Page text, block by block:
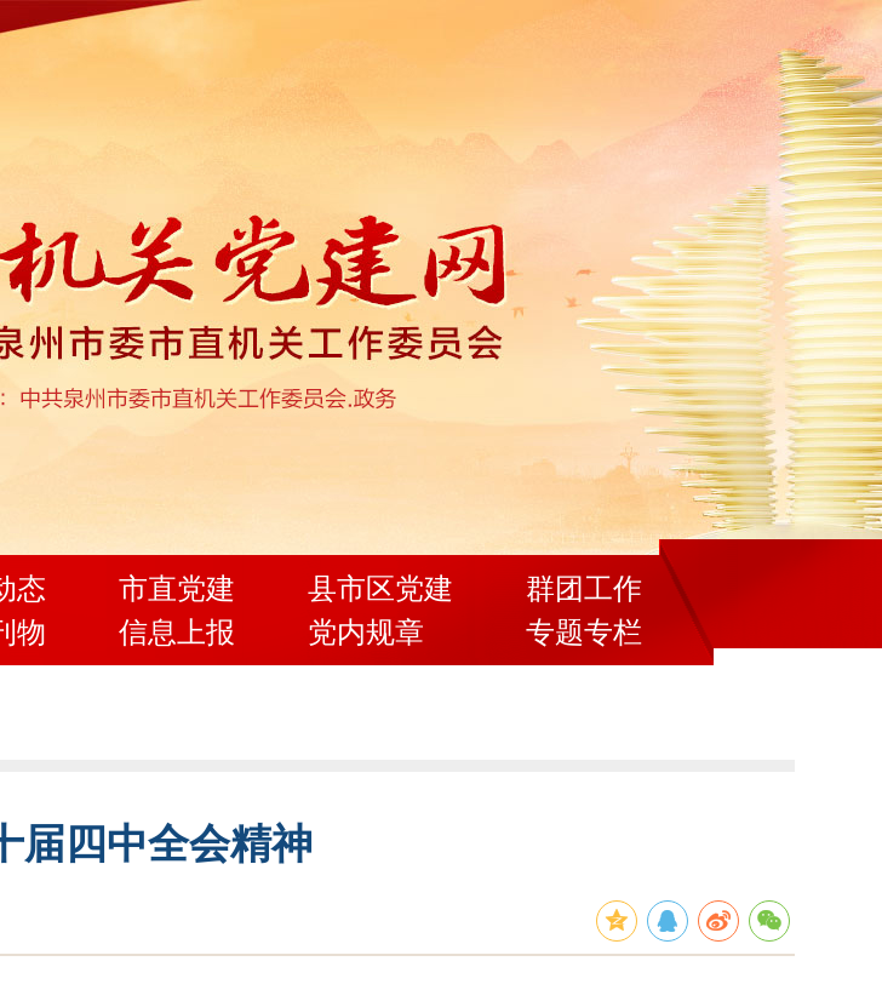
态
物
市直党建
信息上报
县市区党建
党内规章
群团工作
专题专栏
届四中全会精神